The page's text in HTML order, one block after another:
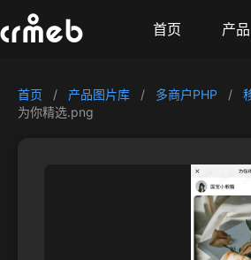
首页 产品
首页 / 产品图片库 / 多商户PHP /
为你精选.png